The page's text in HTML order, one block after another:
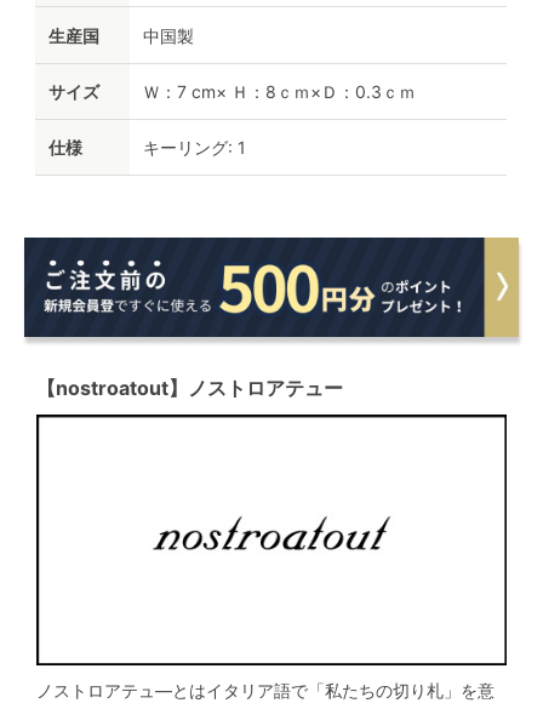
生産国 中国製
サイズ Ｗ：7 cm× Ｈ：8ｃｍ×Ｄ：0.3ｃｍ
仕様 キーリング: 1
【nostroatout】ノストロアテュー
ノストロアテュ―とはイタリア語で「私たちの切り札」を意